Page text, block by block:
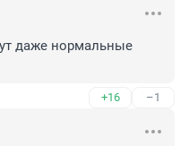
даже нормальные
+16 –1